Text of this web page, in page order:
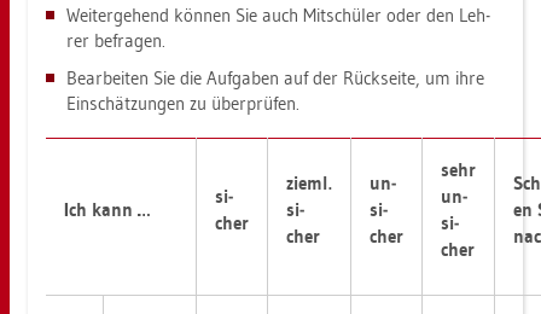
Wei­ter­ge­hend kön­nen Sie auch Mit­schü­ler oder den Leh­
rer be­fra­gen.
Be­ar­bei­ten Sie die Auf­ga­ben auf der Rück­sei­te, um ihre
Ein­schät­zun­gen zu über­prü­fen.
Ich kann …
si­
cher
zieml.
si­
cher
un­
si­
cher
sehr
un­
si­
cher
en